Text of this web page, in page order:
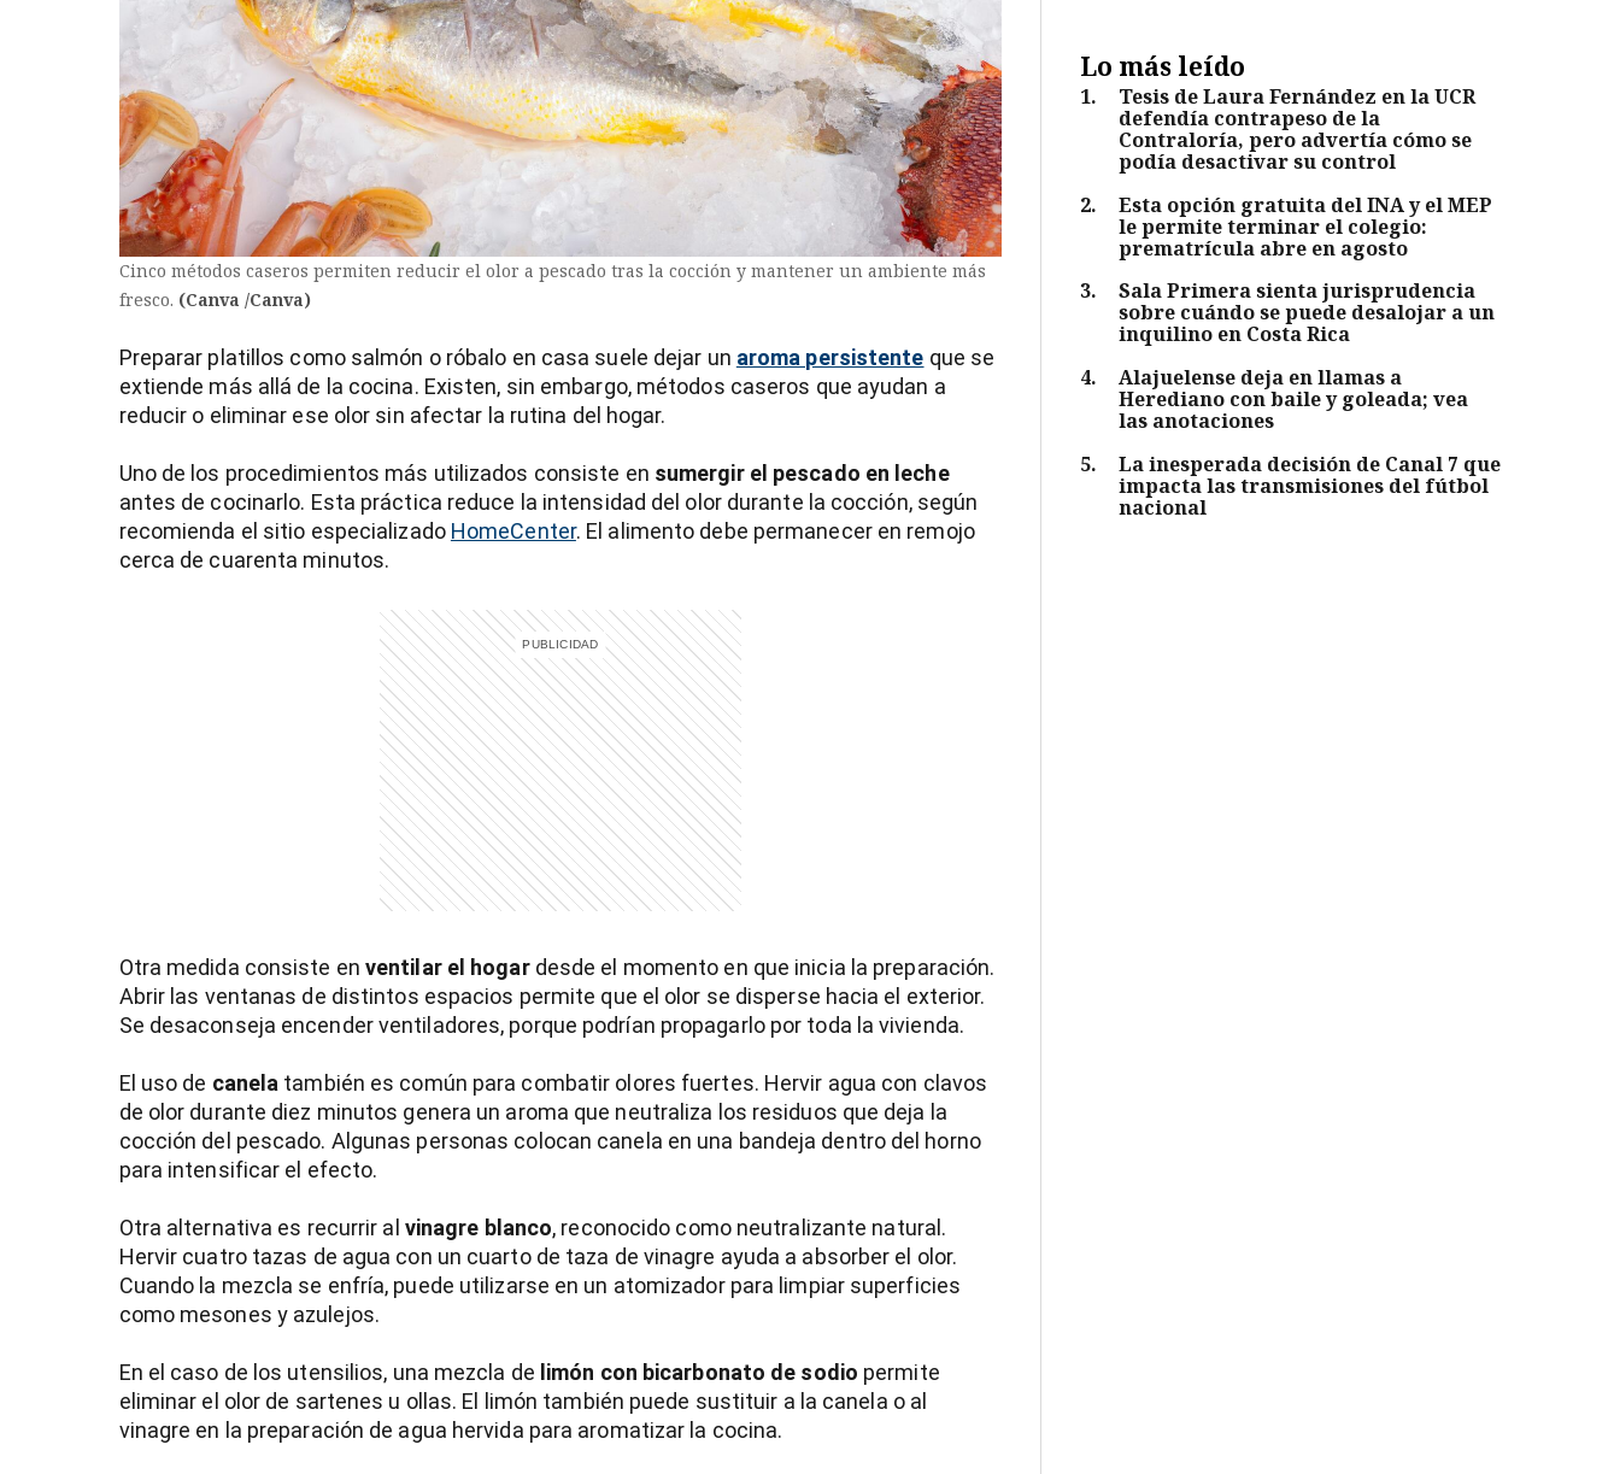
Cinco métodos caseros permiten reducir el olor a pescado tras la cocción y mantener un ambiente más
fresco. (Canva /Canva)
Preparar platillos como salmón o róbalo en casa suele dejar un aroma persistente que se
extiende más allá de la cocina. Existen, sin embargo, métodos caseros que ayudan a
reducir o eliminar ese olor sin afectar la rutina del hogar.
Uno de los procedimientos más utilizados consiste en sumergir el pescado en leche
antes de cocinarlo. Esta práctica reduce la intensidad del olor durante la cocción, según
recomienda el sitio especializado HomeCenter. El alimento debe permanecer en remojo
cerca de cuarenta minutos.
Otra medida consiste en ventilar el hogardesde el momento en que inicia la preparación.
Abrir las ventanas de distintos espacios permite que el olor se disperse hacia el exterior.
Se desaconseja encender ventiladores, porque podrían propagarlo por toda la vivienda.
El uso de canela también es común para combatir olores fuertes. Hervir agua con clavos
de olor durante diez minutos genera un aroma que neutraliza los residuos que deja la
cocción del pescado. Algunas personas colocan canela en una bandeja dentro del horno
para intensificar el efecto.
Otra alternativa es recurrir al vinagre blanco, reconocido como neutralizante natural.
Hervir cuatro tazas de agua con un cuarto de taza de vinagre ayuda a absorber el olor.
Cuando la mezcla se enfría, puede utilizarse en un atomizador para limpiar superficies
como mesones y azulejos.
En el caso de los utensilios, una mezcla de limón con bicarbonato de sodio permite
eliminar el olor de sartenes u ollas. El limón también puede sustituir a la canela o al
vinagre en la preparación de agua hervida para aromatizar la cocina.
Lo más leído
1.
Tesis de Laura Fernández en la UCR
defendía contrapeso de la
Contraloría, pero advertía cómo se
podía desactivar su control
2.
Esta opción gratuita del INA y el MEP
le permite terminar el colegio:
prematrícula abre en agosto
3.
Sala Primera sienta jurisprudencia
sobre cuándo se puede desalojar a un
inquilino en Costa Rica
4.
Alajuelense deja en llamas a
Herediano con baile y goleada; vea
las anotaciones
5.
La inesperada decisión de Canal 7 que
impacta las transmisiones del fútbol
nacional